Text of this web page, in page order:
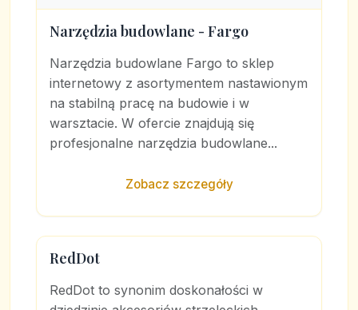
Narzędzia budowlane - Fargo
Narzędzia budowlane Fargo to sklep
internetowy z asortymentem nastawionym
na stabilną pracę na budowie i w
warsztacie. W ofercie znajdują się
profesjonalne narzędzia budowlane...
Zobacz szczegóły
RedDot
RedDot to synonim doskonałości w